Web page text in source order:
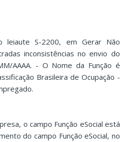
leiaute S-2200, em Gerar Não
inconsistências no envio do
AAAA. - O Nome da Função é
Brasileira de Ocupação -
o campo Função eSocial está
do campo Função eSocial, no